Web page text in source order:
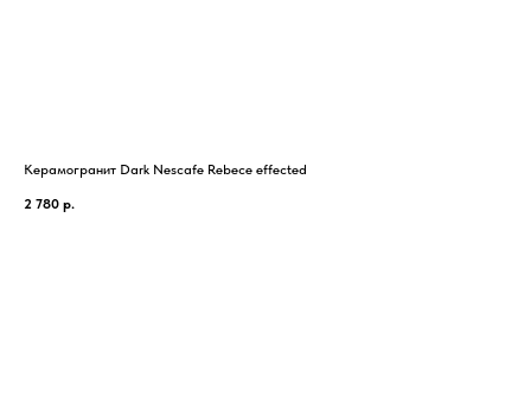
Керамогранит Dark Nescafe Rebece effected
2 780 р.